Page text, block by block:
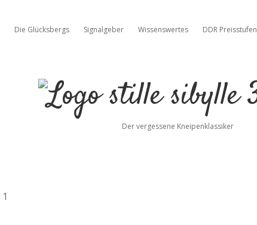
Die Glücksbergs Signalgeber Wissenswertes DDR Preisstufen
Stille
Sibylle
Der vergessene Kneipenklassiker